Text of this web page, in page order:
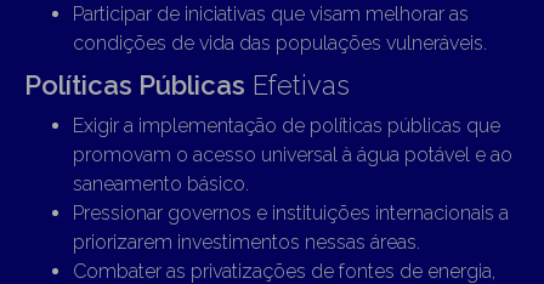
Participar de iniciativas que visam melhorar as
condições de vida das populações vulneráveis.
Políticas Públicas Efetivas
Exigir a implementação de políticas públicas que
promovam o acesso universal à água potável e ao
saneamento básico.
Pressionar governos e instituições internacionais a
priorizarem investimentos nessas áreas.
Combater as privatizações de fontes de energia,